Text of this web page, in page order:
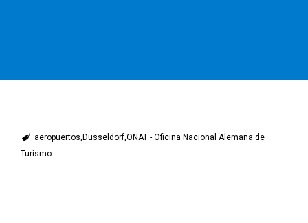
aeropuertos Düsseldorf ONAT - Oficina Nacional Alemana de
Turismo